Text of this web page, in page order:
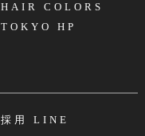
HAIR COLORS
TOKYO HP
採用 LINE